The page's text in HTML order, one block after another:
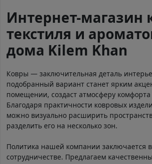
Интернет-магазин
текстиля и
дома Kilem Khan
Ковры — заключительная деталь
подобранный вариант станет ярким
помещении, создаст атмосферу
Благодаря практичности ковровых
можно визуально расширить
разделить его на несколько зон.
Политика нашей компании заключается
сотрудничестве. Предлагаем